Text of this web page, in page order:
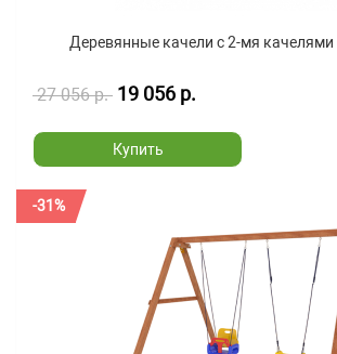
Деревянные качели с 2-мя качелями
27 056 р. 19 056 р.
Купить
-31%